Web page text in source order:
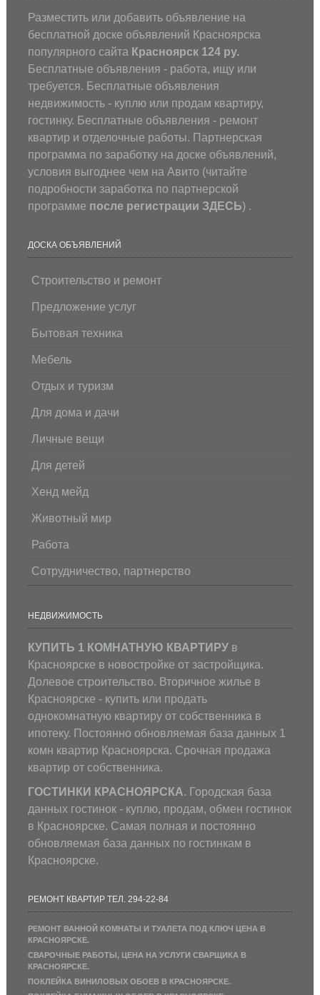
Разместить или добавить объявление на
бесплатной доске объявлений Красноярска
популярного сайта Красноярск 124 ру.
Бесплатные объявления - работа, ищу или
требуется. Бесплатные объявления
недвижимость - куплю или продам квартиру,
гостинку. Бесплатные объявления - ремонт
квартир и отделочные работы. Партнерская
программа по заработку на доске объявлений,
условия выгоднее чем на Авито (читайте
подробности заработка по партнерской
программе после регистрации ЗДЕСЬ) .
ДОСКА ОБЪЯВЛЕНИЙ
Строительство и ремонт
Предложение услуг
Бытовая техника
Мебель
Отдых и туризм
Для дома и дачи
Личные вещи
Для детей
Хенд мейд
Животный мир
Работа
Сотрудничество, партнерство
НЕДВИЖИМОСТЬ
КУПИТЬ 1 КОМНАТНУЮ КВАРТИРУв
Красноярске в новостройке от застройщика.
Долевое строительство. Вторичное жилье в
Красноярске - купить или продать
однокомнатную квартиру от собственника в
ипотеку. Постоянно обновляемая база данных 1
комн квартир Красноярска. Срочная продажа
квартир от собственника.
ГОСТИНКИ КРАСНОЯРСКА. Городская база
данных гостинок - куплю, продам, обмен гостинок
в Красноярске. Самая полная и постоянно
обновляемая база данных по гостинкам в
Красноярске.
РЕМОНТ КВАРТИР ТЕЛ. 294-22-84
РЕМОНТ ВАННОЙ КОМНАТЫ И ТУАЛЕТА ПОД КЛЮЧ ЦЕНА В
КРАСНОЯРСКЕ.
СВАРОЧНЫЕ РАБОТЫ, ЦЕНА НА УСЛУГИ СВАРЩИКА В
КРАСНОЯРСКЕ.
ПОКЛЕЙКА ВИНИЛОВЫХ ОБОЕВ В КРАСНОЯРСКЕ.